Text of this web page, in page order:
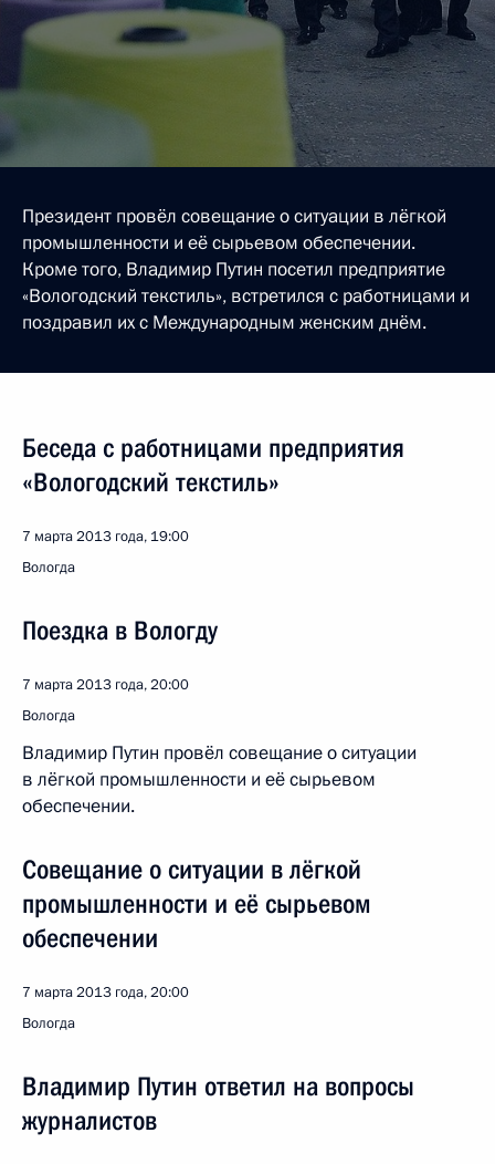
Президент провёл совещание о ситуации в лёгкой
промышленности и её сырьевом обеспечении.
Кроме того, Владимир Путин посетил предприятие
«Вологодский текстиль», встретился с работницами и
поздравил их с Международным женским днём.
Беседа с работницами предприятия
«Вологодский текстиль»
7 марта 2013 года, 19:00
Вологда
Поездка в Вологду
7 марта 2013 года, 20:00
Вологда
Владимир Путин провёл совещание о ситуации
в лёгкой промышленности и её сырьевом
обеспечении.
Совещание о ситуации в лёгкой
промышленности и её сырьевом
обеспечении
7 марта 2013 года, 20:00
Вологда
Владимир Путин ответил на вопросы
журналистов